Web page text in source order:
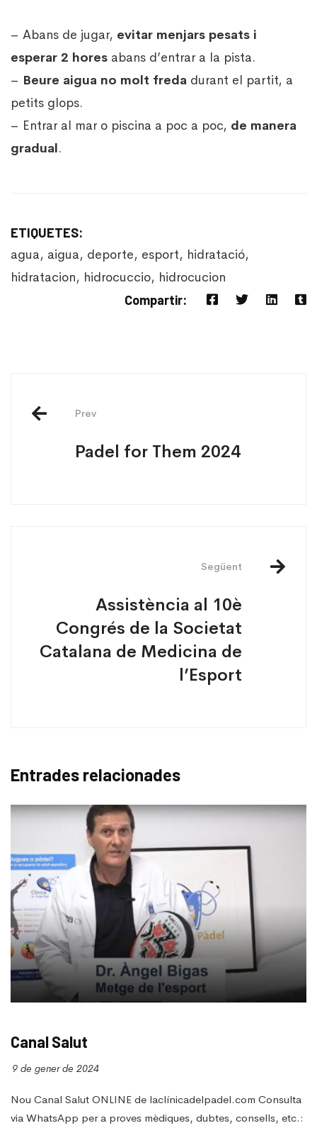
– Abans de jugar, evitar menjars pesats i
esperar 2 hores abans d’entrar a la pista.
– Beure aigua no molt freda durant el partit, a
petits glops.
– Entrar al mar o piscina a poc a poc, de manera
gradual.
ETIQUETES:
agua, aigua, deporte, esport, hidratació,
hidratacion, hidrocuccio, hidrocucion
Compartir:
Prev
Padel for Them 2024
Següent
Assistència al 10è
Congrés de la Societat
Catalana de Medicina de
l’Esport
Entrades relacionades
Canal Salut
9 de gener de 2024
Nou Canal Salut ONLINE de laclínicadelpadel.com Consulta
via WhatsApp per a proves mèdiques, dubtes, consells, etc.: